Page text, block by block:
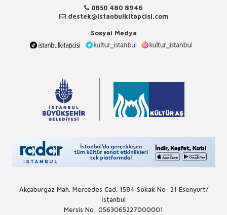
0850 480 8946
destek@istanbulkitapcisi.com
Sosyal Medya
Akçaburgaz Mah. Mercedes Cad. 1584 Sokak No: 21 Esenyurt/
İstanbul
Mersis No: 0563065227000001